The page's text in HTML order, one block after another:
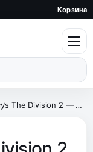
Корзина
Zone Definitive Collector's Edition для PlayStation 4